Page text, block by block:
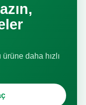
daha hızlı